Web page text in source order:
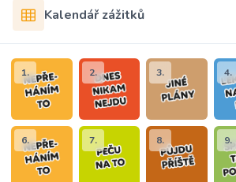
Kalendář zážitků
1. 2. 3. 4.
6. 7. 8. 9.